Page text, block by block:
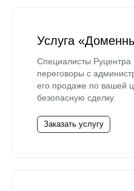
Услуга
Специалисты Руцентра
переговоры с
его продаже по вашей
безопасную сделку.
Заказать услугу